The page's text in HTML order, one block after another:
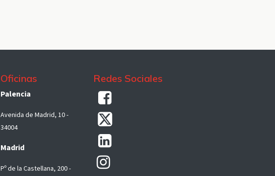
Oficinas
Palencia
Avenida de Madrid, 10 -
34004
Madrid
Pº de la Castellana, 200 -
Redes Sociales